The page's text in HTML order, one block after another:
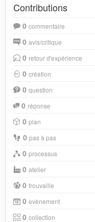
Contributions
0 commentaire
0 avis/critique
0 retour d'expérience
0 création
0 question
0 réponse
0 plan
0 pas à pas
0 processus
0 atelier
0 trouvaille
0 evènement
0 collection